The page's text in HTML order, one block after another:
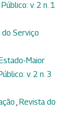
v. 2 n. 1
do Serviço
Maior
v. 2 n. 3
, Revista do